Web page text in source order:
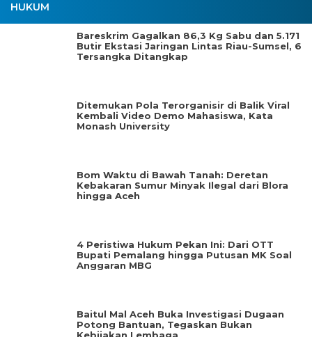
HUKUM
Bareskrim Gagalkan 86,3 Kg Sabu dan 5.171
Butir Ekstasi Jaringan Lintas Riau-Sumsel, 6
Tersangka Ditangkap
Ditemukan Pola Terorganisir di Balik Viral
Kembali Video Demo Mahasiswa, Kata
Monash University
Bom Waktu di Bawah Tanah: Deretan
Kebakaran Sumur Minyak Ilegal dari Blora
hingga Aceh
4 Peristiwa Hukum Pekan Ini: Dari OTT
Bupati Pemalang hingga Putusan MK Soal
Anggaran MBG
Baitul Mal Aceh Buka Investigasi Dugaan
Potong Bantuan, Tegaskan Bukan